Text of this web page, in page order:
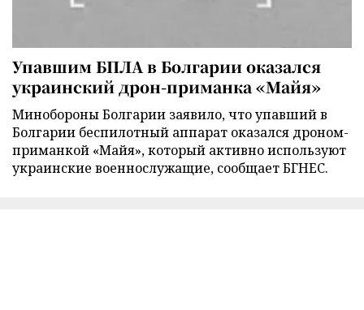
Упавшим БПЛА в Болгарии оказался
украинский дрон-приманка «Майя»
Минобороны Болгарии заявило, что упавший в
Болгарии беспилотный аппарат оказался дроном-
приманкой «Майя», который активно используют
украинские военнослужащие, сообщает БГНЕС.